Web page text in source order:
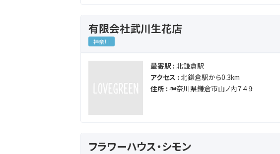
有限会社武川生花店
神奈川
最寄駅 : 北鎌倉駅
アクセス : 北鎌倉駅から0.3km
住所 : 神奈川県鎌倉市山ノ内７４９
フラワーハウス・シモン